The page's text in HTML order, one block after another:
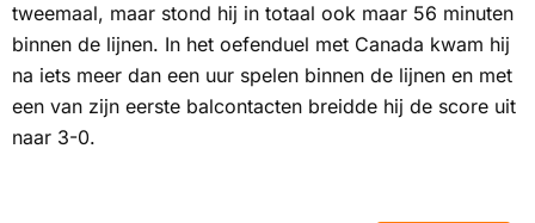
tweemaal, maar stond hij in totaal ook maar 56 minuten
binnen de lijnen. In het oefenduel met Canada kwam hij
na iets meer dan een uur spelen binnen de lijnen en met
een van zijn eerste balcontacten breidde hij de score uit
naar 3-0.